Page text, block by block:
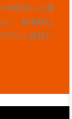
学校帰りに通
に、折原駅は
ロから直接レ